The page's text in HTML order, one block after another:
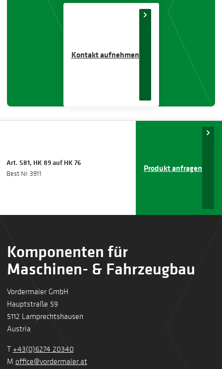
Kontakt aufnehmen
Art. S81, HK 89 auf HK 76
Best Nr. 3911
Produkt anfragen
Komponenten für
Maschinen- & Fahrzeugbau
Vordermaier GmbH
Hauptstraße 59
5112 Lamprechtshausen
Austria
T +43(0)6274 20340
M office@vordermaier.at